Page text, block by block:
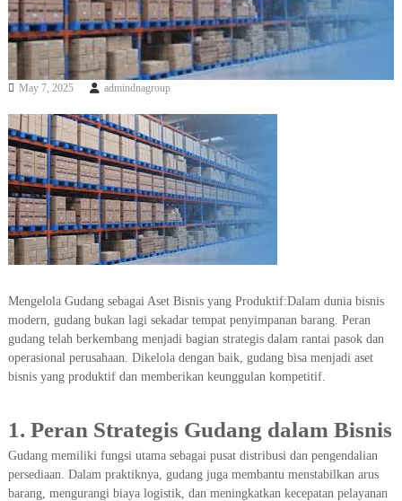
N
A
N
G
D
A
N
G
D
A
N
A
B
R
I
K
May 7, 2025 admindnagroup
Mengelola Gudang sebagai Aset Bisnis yang Produktif:Dalam dunia bisnis
modern, gudang bukan lagi sekadar tempat penyimpanan barang. Peran
gudang telah berkembang menjadi bagian strategis dalam rantai pasok dan
operasional perusahaan. Dikelola dengan baik, gudang bisa menjadi aset
bisnis yang produktif dan memberikan keunggulan kompetitif.
1. Peran Strategis Gudang dalam Bisnis
Gudang memiliki fungsi utama sebagai pusat distribusi dan pengendalian
persediaan. Dalam praktiknya, gudang juga membantu menstabilkan arus
barang, mengurangi biaya logistik, dan meningkatkan kecepatan pelayanan